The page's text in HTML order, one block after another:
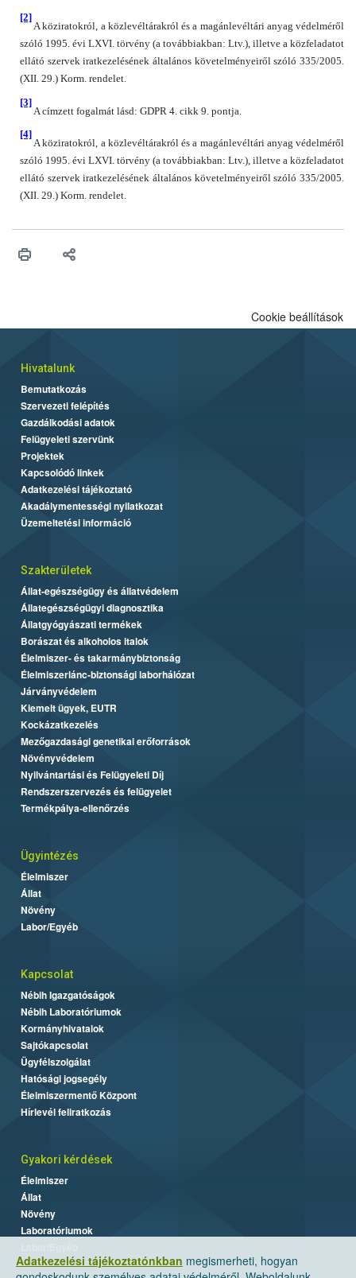
[2]
A köziratokról, a közlevéltárakról és a magánlevéltári anyag védelméről
szóló 1995. évi LXVI. törvény (a továbbiakban: Ltv.), illetve a közfeladatot
ellátó szervek iratkezelésének általános követelményeiről szóló 335/2005.
(XII. 29.) Korm. rendelet.
[3]
A címzett fogalmát lásd: GDPR 4. cikk 9. pontja.
[4]
A köziratokról, a közlevéltárakról és a magánlevéltári anyag védelméről
szóló 1995. évi LXVI. törvény (a továbbiakban: Ltv.), illetve a közfeladatot
ellátó szervek iratkezelésének általános követelményeiről szóló 335/2005.
(XII. 29.) Korm. rendelet.
Adatkezelési tájékoztatónkban megismerheti, hogyan
Cookie beállítások
Hivatalunk
Bemutatkozás
Szervezeti felépítés
Gazdálkodási adatok
Felügyeleti szervünk
Projektek
Kapcsolódó linkek
Adatkezelési tájékoztató
Akadálymentességi nyilatkozat
Üzemeltetési információ
Szakterületek
Állat-egészségügy és állatvédelem
Állategészségügyi diagnosztika
Állatgyógyászati termékek
Borászat és alkoholos italok
Élelmiszer- és takarmánybiztonság
Élelmiszerlánc-biztonsági laborhálózat
Járványvédelem
Kiemelt ügyek, EUTR
Kockázatkezelés
Mezőgazdasági genetikai erőforrások
Növényvédelem
Nyilvántartási és Felügyeleti Díj
Rendszerszervezés és felügyelet
Termékpálya-ellenőrzés
Ügyintézés
Élelmiszer
Állat
Növény
Labor/Egyéb
Kapcsolat
Nébih Igazgatóságok
Nébih Laboratóriumok
Kormányhivatalok
Sajtókapcsolat
Ügyfélszolgálat
Hatósági jogsegély
Élelmiszermentő Központ
Hírlevél feliratkozás
Gyakori kérdések
Élelmiszer
Állat
Növény
Laboratóriumok